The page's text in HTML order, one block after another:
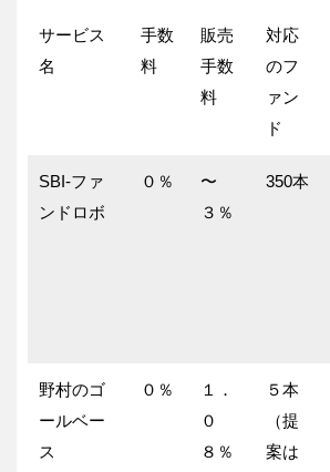
サービス
名
手数
料
販売
手数
料
対応
のフ
ァン
ド
SBI-ファ
ンドロボ
０％
〜
３％
350本
野村のゴ
ールベー
ス
０％
１．
０
８％
５本
（提
案は